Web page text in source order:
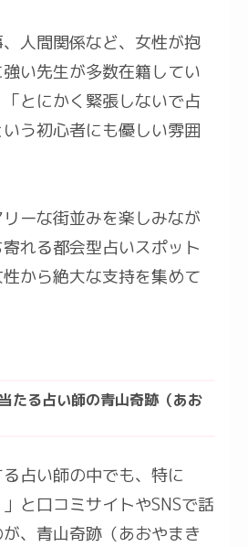
人間関係など、女性が抱
い先生が多数在籍してい
とにかく緊張しないで占
う初心者にも優しい雰囲
ーな街並みを楽しみなが
れる都会型占いスポット
から絶大な支持を集めて
たる占い師の青山奇跡（あお
占い師の中でも、特に
」と口コミサイトやSNSで話
、青山奇跡（あおやまき